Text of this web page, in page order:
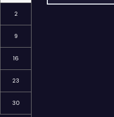
2
9
16
23
30